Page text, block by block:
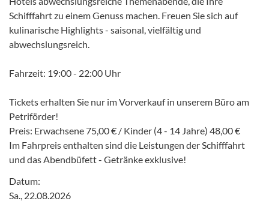
Schifffahrt zu einem Genuss machen. Freuen Sie sich auf
kulinarische Highlights - saisonal, vielfältig und
abwechslungsreich.
Fahrzeit: 19:00 - 22:00 Uhr
Tickets erhalten Sie nur im Vorverkauf in unserem Büro am
Petriförder!
Preis: Erwachsene 75,00 € / Kinder (4 - 14 Jahre) 48,00 €
Im Fahrpreis enthalten sind die Leistungen der Schifffahrt
und das Abendbüfett - Getränke exklusive!
Datum:
Sa., 22.08.2026